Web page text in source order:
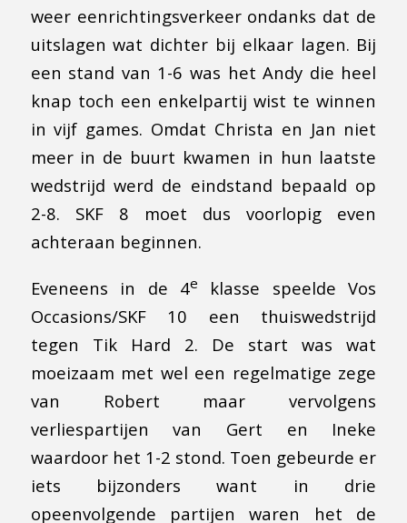
weer eenrichtingsverkeer ondanks dat de
uitslagen wat dichter bij elkaar lagen. Bij
een stand van 1-6 was het Andy die heel
knap toch een enkelpartij wist te winnen
in vijf games. Omdat Christa en Jan niet
meer in de buurt kwamen in hun laatste
wedstrijd werd de eindstand bepaald op
2-8. SKF 8 moet dus voorlopig even
achteraan beginnen.
Eveneens in de 4e
klasse speelde Vos
Occasions/SKF 10 een thuiswedstrijd
tegen Tik Hard 2. De start was wat
moeizaam met wel een regelmatige zege
van Robert maar vervolgens
verliespartijen van Gert en Ineke
waardoor het 1-2 stond. Toen gebeurde er
iets bijzonders want in drie
opeenvolgende partijen waren het de